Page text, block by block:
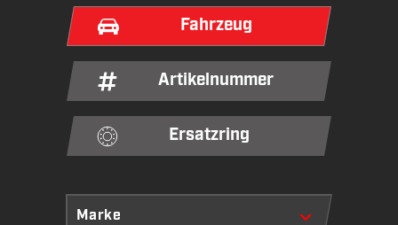
Fahrzeug
Artikelnummer
Ersatzring